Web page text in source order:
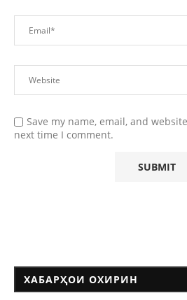
Save my name, email, and
next time I comment.
ХАБАРҲОИ ОХИРИН